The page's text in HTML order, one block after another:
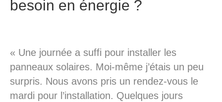
besoin en énergie ?
« Une journée a suffi pour installer les
panneaux solaires. Moi-même j’étais un peu
surpris. Nous avons pris un rendez-vous le
mardi pour l’installation. Quelques jours